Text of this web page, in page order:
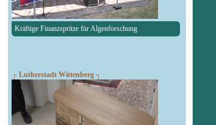
Kräftige Finanzspritze für Algenforschung
┌ Lutherstadt Wittenberg ┐